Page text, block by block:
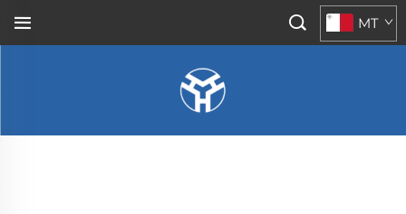
MT